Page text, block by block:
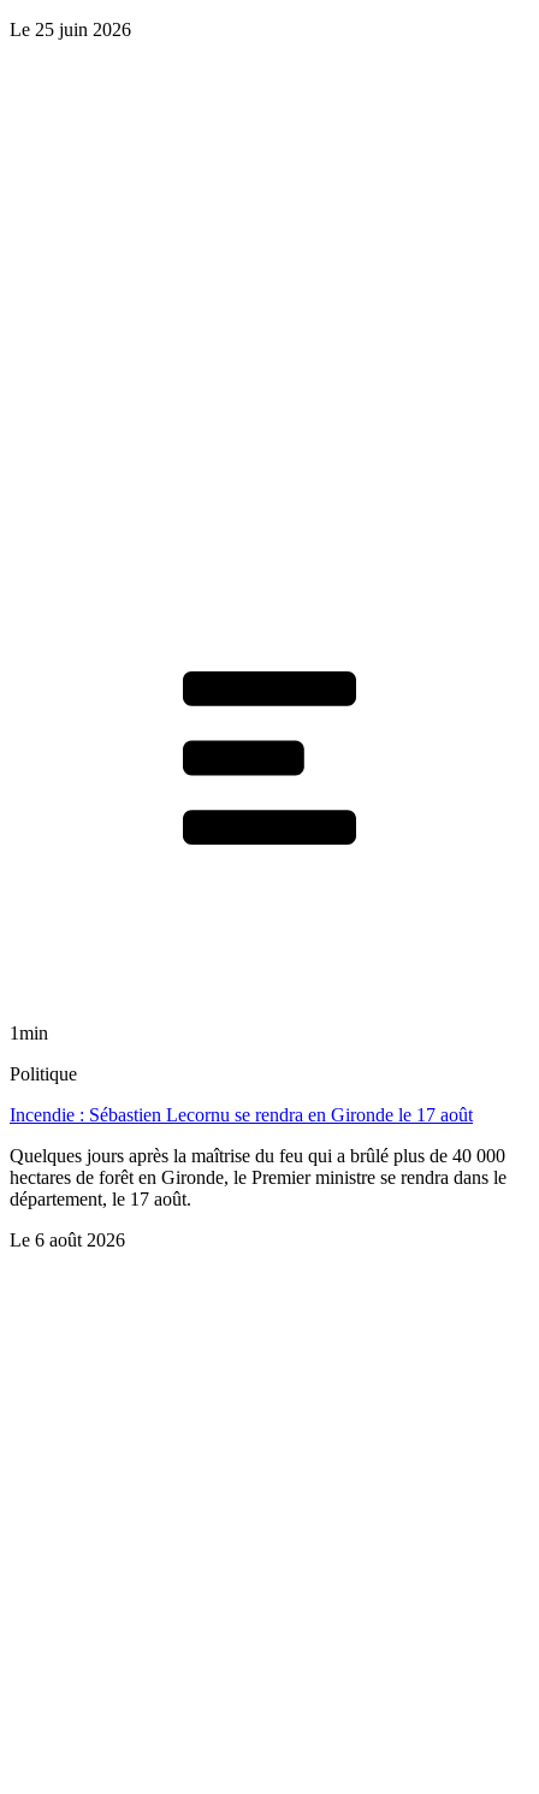
Le 25 juin 2026
1min
Politique
Incendie : Sébastien Lecornu se rendra en Gironde le 17 août
Quelques jours après la maîtrise du feu qui a brûlé plus de 40 000
hectares de forêt en Gironde, le Premier ministre se rendra dans le
département, le 17 août.
Le 6 août 2026